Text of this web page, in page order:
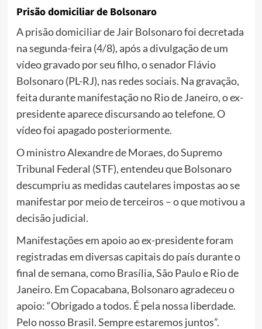
Prisão domiciliar de Bolsonaro
A prisão domiciliar de Jair Bolsonaro foi decretada
na segunda-feira (4/8), após a divulgação de um
vídeo gravado por seu filho, o senador Flávio
Bolsonaro (PL-RJ), nas redes sociais. Na gravação,
feita durante manifestação no Rio de Janeiro, o ex-
presidente aparece discursando ao telefone. O
vídeo foi apagado posteriormente.
O ministro Alexandre de Moraes, do Supremo
Tribunal Federal (STF), entendeu que Bolsonaro
descumpriu as medidas cautelares impostas ao se
manifestar por meio de terceiros – o que motivou a
decisão judicial.
Manifestações em apoio ao ex-presidente foram
registradas em diversas capitais do país durante o
final de semana, como Brasília, São Paulo e Rio de
Janeiro. Em Copacabana, Bolsonaro agradeceu o
apoio: “Obrigado a todos. É pela nossa liberdade.
Pelo nosso Brasil. Sempre estaremos juntos”.